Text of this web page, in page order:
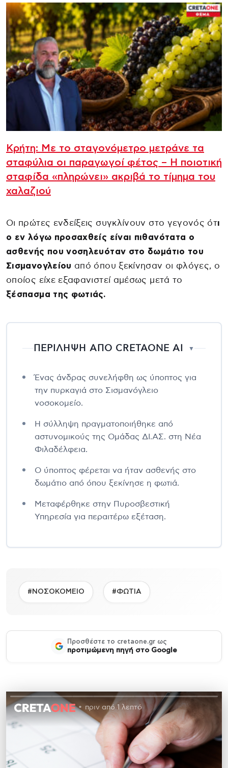
Κρήτη: Με το σταγονόμετρο μετράνε τα
σταφύλια οι παραγωγοί φέτος – Η ποιοτική
σταφίδα «πληρώνει» ακριβά το τίμημα του
χαλαζιού
Οι πρώτες ενδείξεις συγκλίνουν στο γεγονός ότι
ο εν λόγω προσαχθείς είναι πιθανότατα ο
ασθενής που νοσηλευόταν στο δωμάτιο του
Σισμανογλείου από όπου ξεκίνησαν οι φλόγες, ο
οποίος είχε εξαφανιστεί αμέσως μετά το
ξέσπασμα της φωτιάς.
ΠΕΡΙΛΗΨΗ ΑΠΟ CRETAONE AI ▼
Ένας άνδρας συνελήφθη ως ύποπτος για
την πυρκαγιά στο Σισμανόγλειο
νοσοκομείο.
Η σύλληψη πραγματοποιήθηκε από
αστυνομικούς της Ομάδας ΔΙ.ΑΣ. στη Νέα
Φιλαδέλφεια.
Ο ύποπτος φέρεται να ήταν ασθενής στο
δωμάτιο από όπου ξεκίνησε η φωτιά.
Μεταφέρθηκε στην Πυροσβεστική
Υπηρεσία για περαιτέρω εξέταση.
#ΝΟΣΟΚΟΜΕΙΟ #ΦΩΤΙΑ
Προσθέστε το cretaone.gr ως
προτιμώμενη πηγή στο Google
πριν από 1 λεπτό